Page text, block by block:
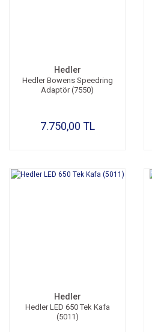
Hedler
Hedler Bowens Speedring
Adaptör (7550)
7.750,00 TL
Hedler
Hedler LED 650 Tek Kafa
(5011)